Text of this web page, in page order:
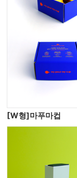
[W형]마푸마컵